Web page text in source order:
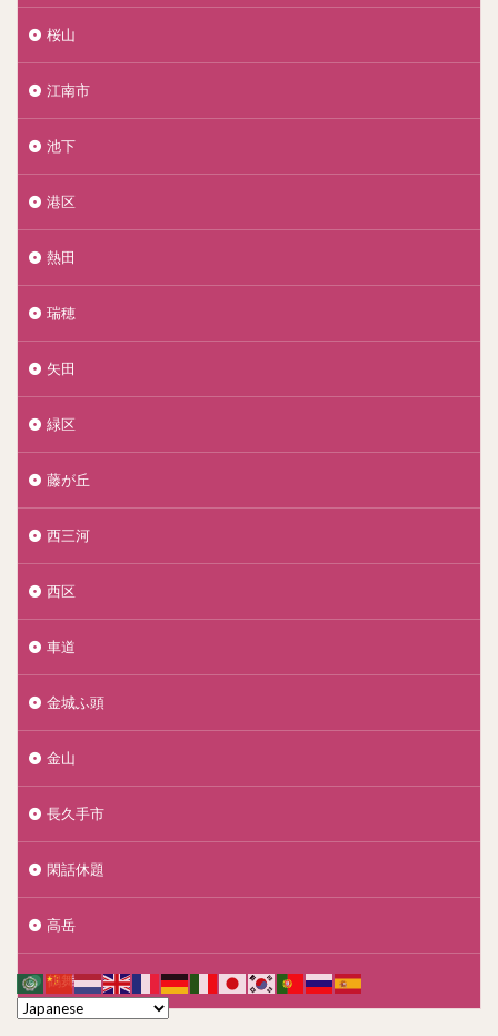
桜山
江南市
池下
港区
熱田
瑞穂
矢田
緑区
藤が丘
西三河
西区
車道
金城ふ頭
金山
長久手市
閑話休題
高岳
鶴舞